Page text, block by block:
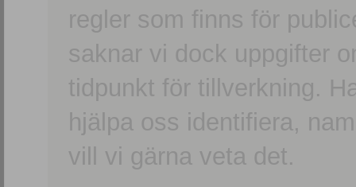
regler som finns för
saknar vi dock uppgifter
tidpunkt för tillverkning.
hjälpa oss identifiera,
vill vi gärna veta det.